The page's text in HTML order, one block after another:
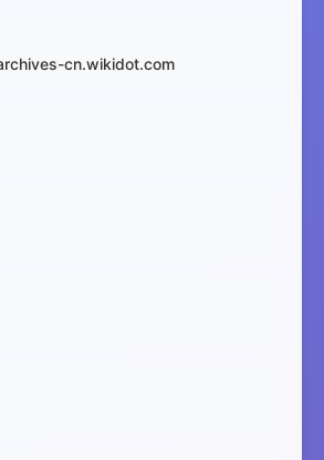
cn.wikidot.com